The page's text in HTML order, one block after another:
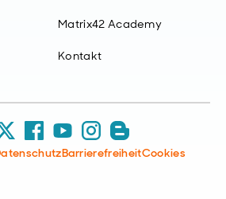
Matrix42 Academy
Kontakt
BarrierefreiheitCookies